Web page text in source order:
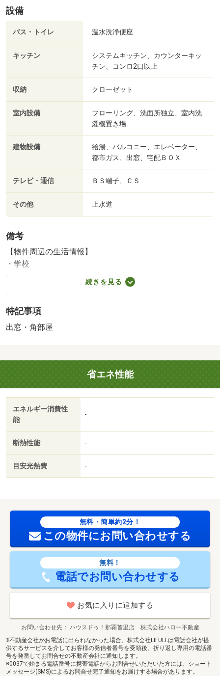
設備
バス・トイレ 温水洗浄便座
キッチン
システムキッチン、カウンターキッ
チン、コンロ2口以上
収納 クローゼット
室内設備
フローリング、洗面所独立、室内洗
濯機置き場
建物設備
給湯、バルコニー、エレベーター、
都市ガス、出窓、宅配ＢＯＸ
テレビ・通信 ＢＳ端子、ＣＳ
その他 上水道
備考
【物件周辺の生活情報】
・学校
城西小学校（550m）、首里中学校（1,200m）
□ローソン 首里末吉一丁目店まで徒歩１１分（８５０
分（１．５ｋｍ）□首里山川郵便局まで徒歩８分（６００
ｍ）□那覇市立病院まで車で６分（１．２ｋｍ）□末吉公園
考】専用バス
続きを見る
特記事項
出窓・角部屋
省エネ性能
エネルギー消費性
能
-
断熱性能 -
目安光熱費 -
無料・簡単約2分！
この物件にお問い合わせする
無料！
電話でお問い合わせする
お気に入りに追加する
お問い合わせ先
ハウスドゥ！那覇首里店 株式会社ハロー不動産
※不動産会社がお電話に出られなかった場合、株式会社LIFULLは電話会社が提
供するサービスを介してお客様の発信者番号を受領後、折り返し専用の電話番
号を発番してお問合せの不動産会社に通知します。
※0037で始まる電話番号に携帯電話からお問合せいただいた方には、ショート
メッセージ(SMS)によるお問合せ完了通知をお届けする場合があります。